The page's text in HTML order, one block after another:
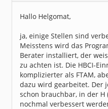
Beiträge:
5096
Hallo Helgomat,
ja, einige Stellen sind
Meisstens wird das
Berater installiert, der
zu achten ist. Die HBCI-
komplizierter als FTAM,
dazu wird gearbeitet. Der
schon brauchbar, in der H
nochmal verbessert